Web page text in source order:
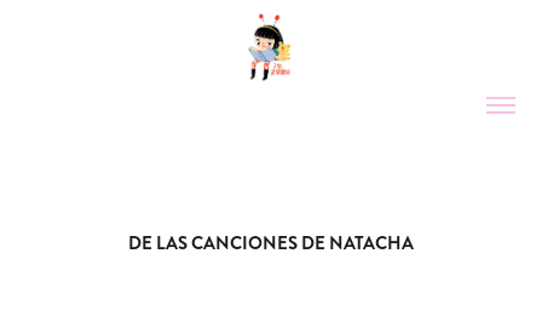
DE LAS CANCIONES DE NATACHA